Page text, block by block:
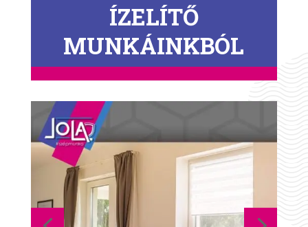
ÍZELÍTŐ
MUNKÁINKBÓL